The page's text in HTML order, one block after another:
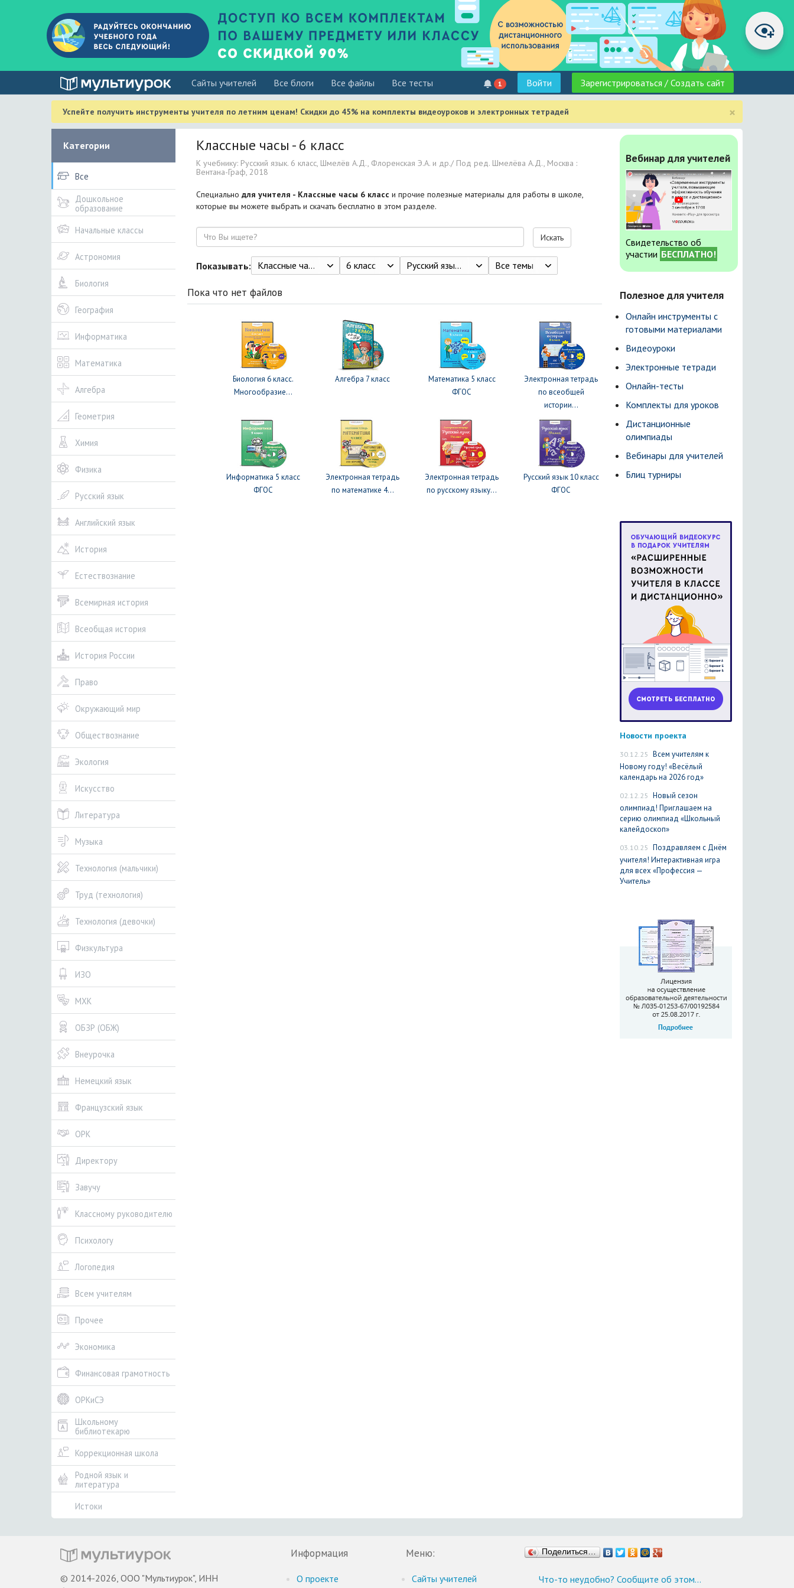
Cайты учителей Все блоги Все файлы Все тесты 1 Войти Зарегистрироваться / Создать сайт
×
Успейте получить инструменты учителя по летним ценам! Скидки до 45% на комплекты видеоуроков и электронных тетрадей
Категории
Все
Дошкольное
образование
Начальные классы
Астрономия
Биология
География
Информатика
Математика
Алгебра
Геометрия
Химия
Физика
Русский язык
Английский язык
История
Естествознание
Всемирная история
Всеобщая история
История России
Право
Окружающий мир
Обществознание
Экология
Искусство
Литература
Музыка
Технология (мальчики)
Труд (технология)
Технология (девочки)
Физкультура
ИЗО
МХК
ОБЗР (ОБЖ)
Внеурочка
Немецкий язык
Французский язык
ОРК
Директору
Завучу
Классному руководителю
Психологу
Логопедия
Всем учителям
Прочее
Экономика
Финансовая грамотность
ОРКиСЭ
Школьному
библиотекарю
Коррекционная школа
Родной язык и
литература
Истоки
Классные часы - 6 класс
К учебнику: Русский язык. 6 класс, Шмелёв А.Д., Флоренская Э.А. и др./ Под ред. Шмелёва А.Д., Москва :
Вентана-Граф, 2018
Специально для учителя - Классные часы 6 класс и прочие полезные материалы для работы в школе,
которые вы можете выбрать и скачать бесплатно в этом разделе.
Поиск Искать
Показывать: Классные часы 6 класс Русский язык. 6 класс, Шмелёв А.Д., Флоренская Э.А. и др./ Под ред. Шмелёва А.Д., Москва : Вентана-Граф, 2018 Все темы
Пока что нет файлов
Биология 6 класс.
Многообразие...
Алгебра 7 класс
Математика 5 класс
ФГОС
Электронная тетрадь
по всеобщей
истории...
Информатика 5 класс
ФГОС
Электронная тетрадь
по математике 4...
Электронная тетрадь
по русскому языку...
Русский язык 10 класс
ФГОС
Вебинар для учителей
Свидетельство об
участии БЕСПЛАТНО!
Полезное для учителя
Онлайн инструменты с
готовыми материалами
Видеоуроки
Электронные тетради
Онлайн-тесты
Комплекты для уроков
Дистанционные
олимпиады
Вебинары для учителей
Блиц турниры
Новости проекта
30.12.25 Всем учителям к
Новому году! «Весёлый
календарь на 2026 год»
02.12.25 Новый сезон
олимпиад! Приглашаем на
серию олимпиад «Школьный
калейдоскоп»
03.10.25 Поздравляем с Днём
учителя! Интерактивная игра
для всех «Профессия —
Учитель»
© 2014-2026, ООО "Мультиурок", ИНН
Информация
О проекте
Меню:
Cайты учителей
Поделиться…
Что-то неудобно? Сообщите об этом…